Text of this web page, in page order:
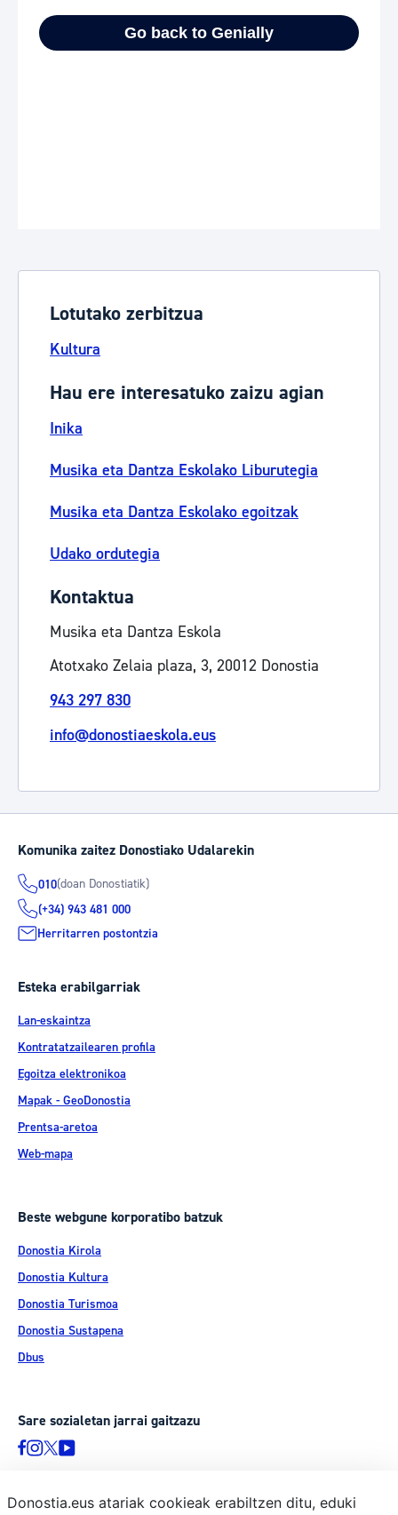
Lotutako zerbitzua
Kultura
Hau ere interesatuko zaizu agian
Inika
Musika eta Dantza Eskolako Liburutegia
Musika eta Dantza Eskolako egoitzak
Udako ordutegia
Kontaktua
Musika eta Dantza Eskola
Atotxako Zelaia plaza, 3, 20012 Donostia
943 297 830
info@donostiaeskola.eus
Komunika zaitez Donostiako Udalarekin
010(doan Donostiatik)
(+34) 943 481 000
Herritarren postontzia
Esteka erabilgarriak
Lan-eskaintza
Kontratatzailearen profila
Egoitza elektronikoa
Mapak - GeoDonostia
Prentsa-aretoa
Web-mapa
Beste webgune korporatibo batzuk
Donostia Kirola
Donostia Kultura
Donostia Turismoa
Donostia Sustapena
Dbus
Sare sozialetan jarrai gaitzazu
Donostia.eus atariak cookieak erabiltzen ditu, eduki